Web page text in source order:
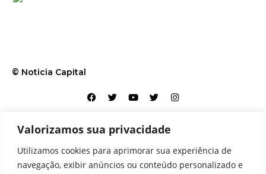
Valorizamos sua privacidade
Utilizamos cookies para aprimorar sua experiência de
navegação, exibir anúncios ou conteúdo personalizado e
© Noticia Capital
Contato Home Aviso legal Configurações de cookies
Equipe Perfil Política de cookies Serviços